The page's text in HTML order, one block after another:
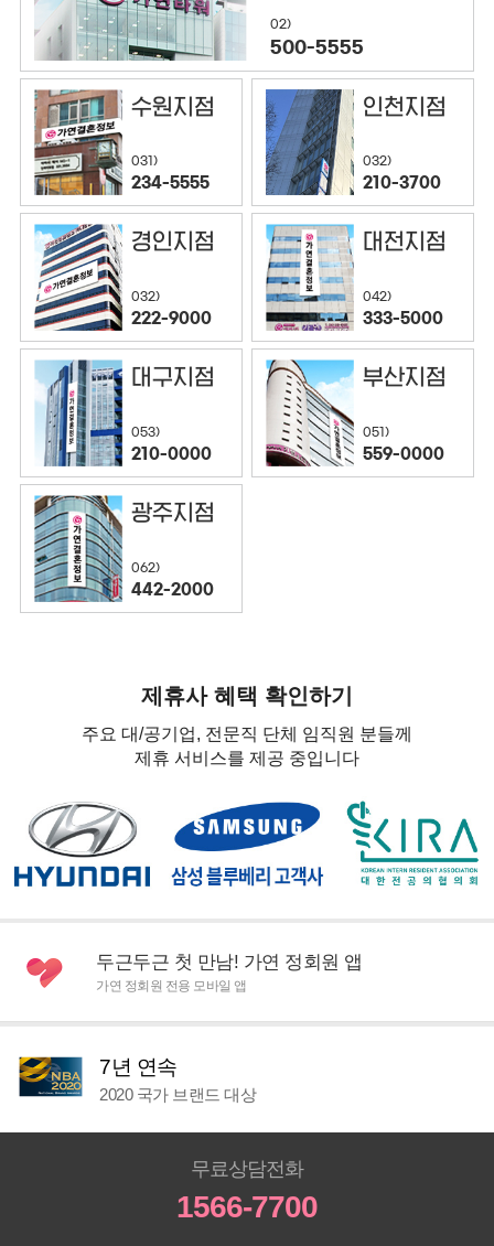
02)
500-5555
수원지점
031)
234-5555
인천지점
032)
210-3700
경인지점
032)
222-9000
대전지점
042)
333-5000
대구지점
053)
210-0000
부산지점
051)
559-0000
광주지점
062)
442-2000
제휴사 혜택 확인하기
주요 대/공기업, 전문직 단체 임직원 분들께
제휴 서비스를 제공 중입니다
두근두근 첫 만남! 가연 정회원 앱
가연 정회원 전용 모바일 앱
7년 연속
2020 국가 브랜드 대상
무료상담전화
1566-7700